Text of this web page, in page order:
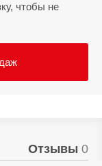
чтобы не
Отзывы 0